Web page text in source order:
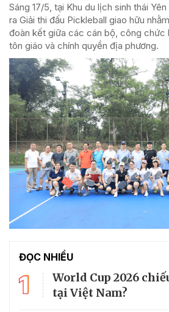
Sáng 17/5, tại Khu du lịch sinh thái
ra Giải thi đấu Pickleball giao hữu
đoàn kết giữa các cán bộ, công chức
tôn giáo và chính quyền địa phương.
ĐỌC NHIỀU
1
World Cup 2026
tại Việt Nam?